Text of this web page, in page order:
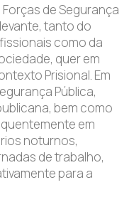
de Segurança
tanto do
como da
quer em
Prisional. Em
Pública,
bem como
em
noturnos,
de trabalho,
para a